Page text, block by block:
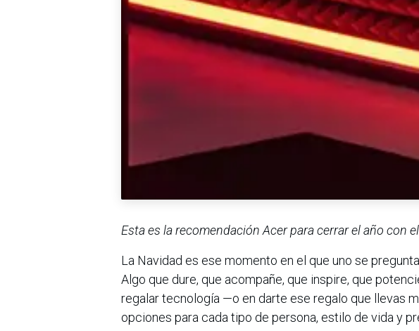
Esta es la recomendación Acer para cerrar el año con
La Navidad es ese momento en el que uno se
Algo que dure, que acompañe, que inspire, que
regalar tecnología —o en darte ese regalo que llevas
opciones para cada tipo de persona, estilo de vida y